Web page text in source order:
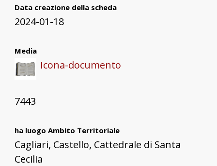
Data creazione della scheda
2024-01-18
Media
Icona-documento
7443
ha luogo Ambito Territoriale
Cagliari, Castello, Cattedrale di Santa
Cecilia